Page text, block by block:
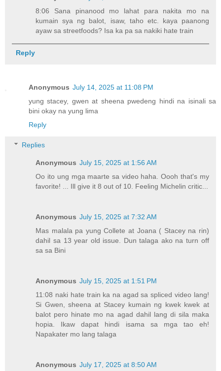
8:06 Sana pinanood mo lahat para nakita mo na
kumain sya ng balot, isaw, taho etc. kaya paanong
ayaw sa streetfoods? Isa ka pa sa nakiki hate train
Reply
Anonymous July 14, 2025 at 11:08 PM
yung stacey, gwen at sheena pwedeng hindi na isinali sa
bini okay na yung lima
Reply
Replies
Anonymous July 15, 2025 at 1:56 AM
Oo ito ung mga maarte sa video haha. Oooh that's my
favorite! ... Ill give it 8 out of 10. Feeling Michelin critic...
Anonymous July 15, 2025 at 7:32 AM
Mas malala pa yung Collete at Joana ( Stacey na rin)
dahil sa 13 year old issue. Dun talaga ako na turn off
sa sa Bini
Anonymous July 15, 2025 at 1:51 PM
11:08 naki hate train ka na agad sa spliced video lang!
Si Gwen, sheena at Stacey kumain ng kwek kwek at
balot pero hinate mo na agad dahil lang di sila maka
hopia. Ikaw dapat hindi isama sa mga tao eh!
Napakater mo lang talaga
Anonymous July 17, 2025 at 8:50 AM